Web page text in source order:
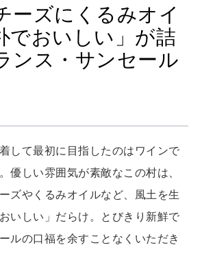
MAMA
CULTURE
WORK&MONEY
ーズにくるみオイ
でおいしい」が詰
ンス・サンセール
して最初に目指したのはワインで
優しい雰囲気が素敵なこの村は、
ズやくるみオイルなど、風土を生
いしい」だらけ。とびきり新鮮で
ルの口福を余すことなくいただき